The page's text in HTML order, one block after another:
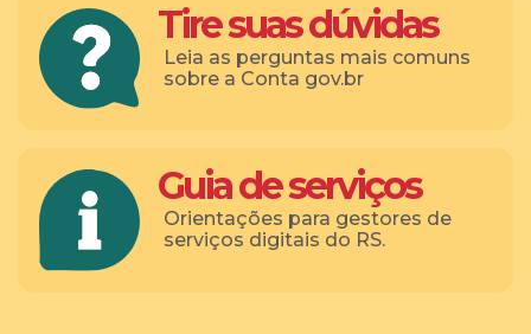
Tire suas dúvidas
Leia as perguntas mais comuns
sobre a Conta gov.br
Guia de serviços
Orientações para gestores de
serviços digitais do RS.